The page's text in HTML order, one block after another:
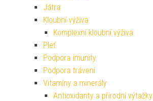
Játra
Kloubní výživa
Komplexní kloubní výživa
Pleť
Podpora imunity
Podpora trávení
Vitamíny a minerály
Antioxidanty a přírodní výtažky